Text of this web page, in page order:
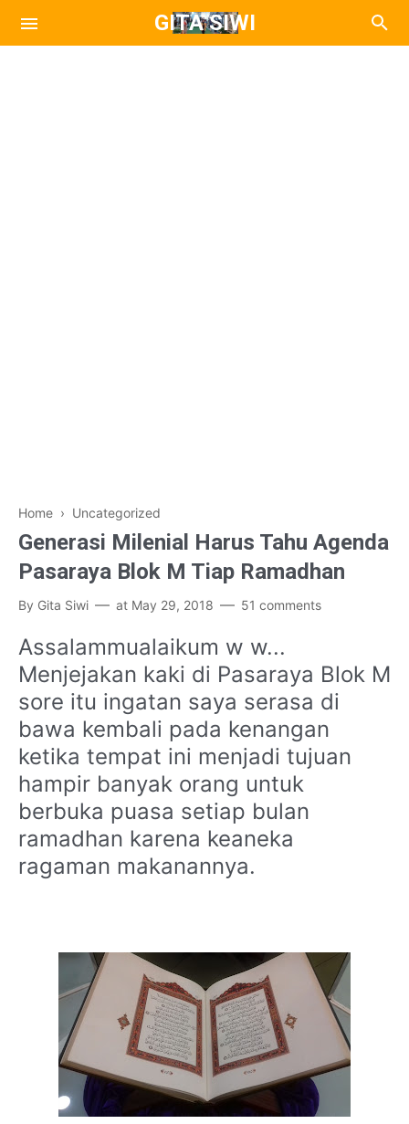
GITA SIWI
Home › Uncategorized
Generasi Milenial Harus Tahu Agenda
Pasaraya Blok M Tiap Ramadhan
By Gita Siwi at May 29, 2018 51 comments
Assalammualaikum w w...
Menjejakan kaki di Pasaraya Blok M
sore itu ingatan saya serasa di
bawa kembali pada kenangan
ketika tempat ini menjadi tujuan
hampir banyak orang untuk
berbuka puasa setiap bulan
ramadhan karena keaneka
ragaman makanannya.